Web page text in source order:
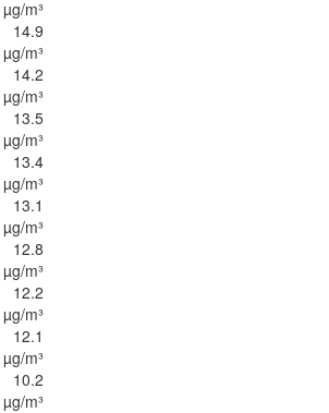
µg/m³
14.9
µg/m³
14.2
µg/m³
13.5
µg/m³
13.4
µg/m³
13.1
µg/m³
12.8
µg/m³
12.2
µg/m³
12.1
µg/m³
10.2
µg/m³